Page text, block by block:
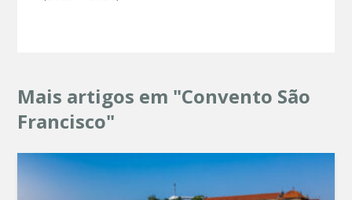
Mais artigos em "Convento São
Francisco"